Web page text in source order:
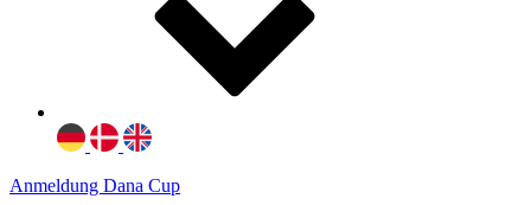
Anmeldung Dana Cup